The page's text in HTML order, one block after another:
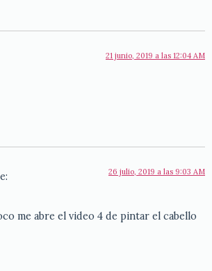
21 junio, 2019 a las 12:04 AM
26 julio, 2019 a las 9:03 AM
me abre el video 4 de pintar el cabello